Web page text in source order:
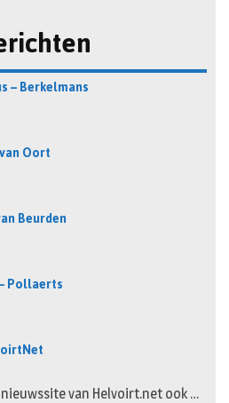
– Berkelmans
Oort
Beurden
Pollaerts
van Helvoirt.net ook …